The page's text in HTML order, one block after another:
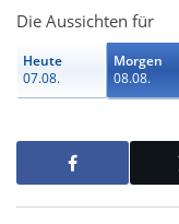
Die Aussichten für
Heute
07.08.
Morgen
08.08.